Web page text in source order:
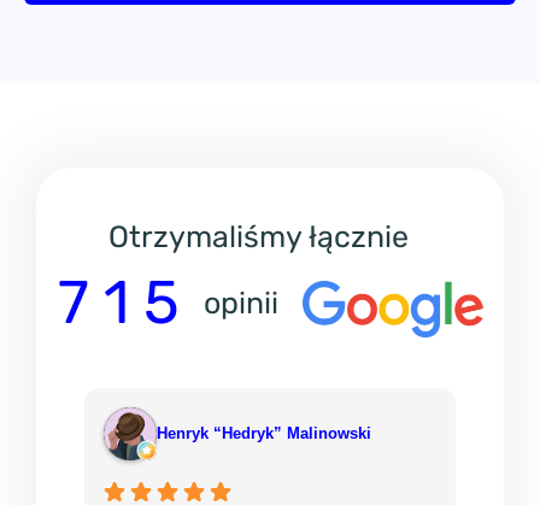
Otrzymaliśmy łącznie
7 1 5 opinii
Henryk “Hedryk” Malinowski